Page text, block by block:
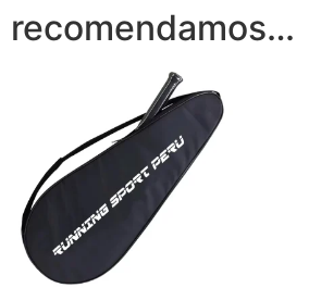
recomendamos…